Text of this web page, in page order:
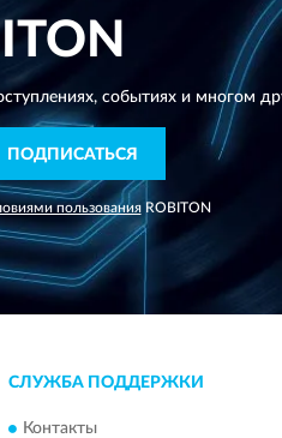
событиях и многом
ПОДПИСАТЬСЯ
пользованияROBITON
СЛУЖБА ПОДДЕРЖКИ
Контакты